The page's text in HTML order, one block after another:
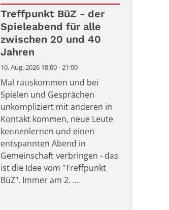
Datum: 10. August 2026
Treffpunkt BüZ - der
Spieleabend für alle
zwischen 20 und 40
Jahren
10. Aug. 2026 18:00 - 21:00
Mal rauskommen und bei
Spielen und Gesprächen
unkompliziert mit anderen in
Kontakt kommen, neue Leute
kennenlernen und einen
entspannten Abend in
Gemeinschaft verbringen - das
ist die Idee vom "Treffpunkt
BüZ". Immer am 2. ...